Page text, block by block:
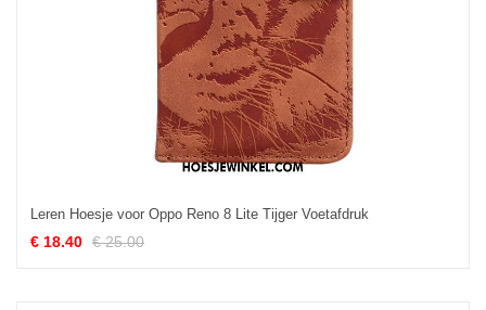
Leren Hoesje voor Oppo Reno 8 Lite Tijger Voetafdruk
€ 18.40 € 25.00